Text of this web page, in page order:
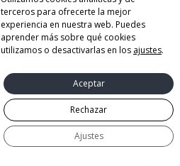
terceros para ofrecerte la mejor
experiencia en nuestra web. Puedes
aprender más sobre qué cookies
utilizamos o desactivarlas en los ajustes.
Aceptar
Rechazar
Ajustes